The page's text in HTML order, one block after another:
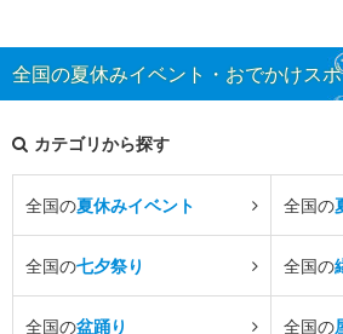
全国の夏休みイベント・おでかけス
カテゴリから探す
全国の夏休みイベント 全国の
全国の七夕祭り 全国の
全国の盆踊り 全国の